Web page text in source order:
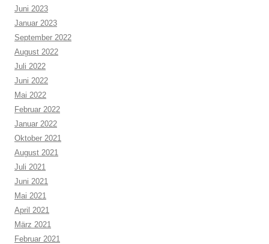
Juni 2023
Januar 2023
September 2022
August 2022
Juli 2022
Juni 2022
Mai 2022
Februar 2022
Januar 2022
Oktober 2021
August 2021
Juli 2021
Juni 2021
Mai 2021
April 2021
März 2021
Februar 2021